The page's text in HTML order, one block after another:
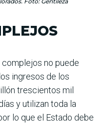
complejos no puede
ingresos de los
trescientos mil
y utilizan toda la
lo que el Estado debe